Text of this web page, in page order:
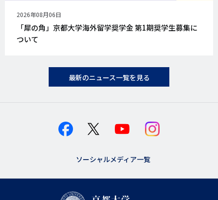
公
開
日
2026年08月06日
「犀の角」京都大学海外留学奨学金 第1期奨学生募集に
ついて
最新のニュース一覧を見る
ソーシャルメディア一覧